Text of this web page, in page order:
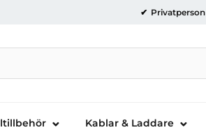
Privatperson
Kablar & Laddare